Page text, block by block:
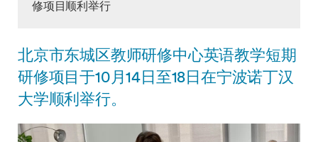
修项目顺利举行
北京市东城区教师研修中心英语教学短期
研修项目于10月14日至18日在宁波诺丁汉
大学顺利举行。